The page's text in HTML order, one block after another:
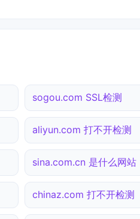
sogou.com SSL检测
aliyun.com 打不开检测
sina.com.cn 是什么网站
chinaz.com 打不开检测